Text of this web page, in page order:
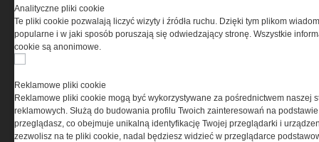
Ta witryna wykorzystuje pliki cookies do przechowywania
informacji na Twoim komputerze. Pliki cookies stosujemy
w celu świadczenia usług na najwyższym poziomie,
w tym w sposób dostosowany do indywidualnych potrzeb.
Analityczne pliki cookie
Te pliki cookie pozwalają liczyć wizyty i źródła ruchu. Dzięki tym plikom
popularne i w jaki sposób poruszają się odwiedzający stronę. Wszystkie
cookie są anonimowe.
Reklamowe pliki cookie
Reklamowe pliki cookie mogą być wykorzystywane za pośrednictwem naszej
reklamowych. Służą do budowania profilu Twoich zainteresowań na
przeglądasz, co obejmuje unikalną identyfikację Twojej przeglądarki i
zezwolisz na te pliki cookie, nadal będziesz widzieć w przeglądarce